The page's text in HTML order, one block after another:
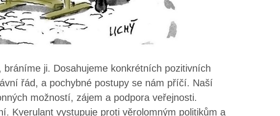
ji. Dosahujeme konkrétních pozitivních
řád, a pochybné postupy se nám příčí. Naší
možností, zájem a podpora veřejnosti.
Kverulant vystupuje proti věrolomným politikům a